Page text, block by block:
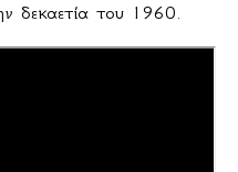
δεκαετία του 1960.